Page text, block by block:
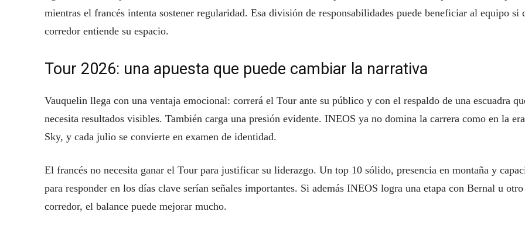
mientras el francés intenta sostener regularidad. Esa división de responsabilidades puede beneficiar al equipo si
corredor entiende su espacio.
Tour 2026: una apuesta que puede cambiar la narrativa
Vauquelin llega con una ventaja emocional: correrá el Tour ante su público y con el respaldo de una escuadra
necesita resultados visibles. También carga una presión evidente. INEOS ya no domina la carrera como en la era
Sky, y cada julio se convierte en examen de identidad.
El francés no necesita ganar el Tour para justificar su liderazgo. Un top 10 sólido, presencia en montaña y
para responder en los días clave serían señales importantes. Si además INEOS logra una etapa con Bernal u otro
corredor, el balance puede mejorar mucho.